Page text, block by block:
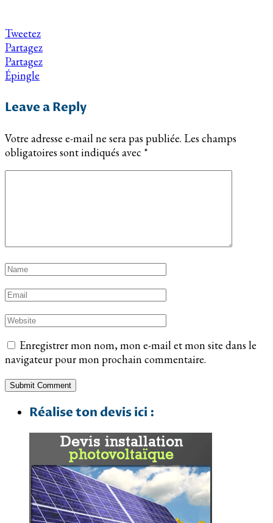
Tweetez
Partagez
Partagez
Épingle
Leave a Reply
Votre adresse e-mail ne sera pas publiée. Les champs
obligatoires sont indiqués avec *
Enregistrer mon nom, mon e-mail et mon site dans le
navigateur pour mon prochain commentaire.
Réalise ton devis ici :